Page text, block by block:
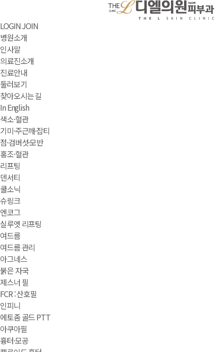
LOGINJOIN
병원소개
인사말
의료진소개
진료안내
둘러보기
찾아오시는 길
In English
색소·혈관
기미·주근깨·잡티
점·검버섯·모반
홍조·혈관
리프팅
덴서티
쿨소닉
슈링크
엔코그
실루엣 리프팅
여드름
여드름 관리
아그네스
붉은 자국
제스너 필
FCR : 산호필
인피니
에토좀 골드 PTT
아쿠아필
흉터·모공